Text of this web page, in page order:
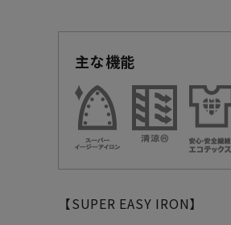
主な機能
【SUPER EASY IRON】